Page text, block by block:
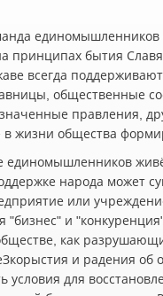
единомышленников
принципах бытия
всегда
общественные
правления,
в жизни общества
единомышленников
народа может
или
"бизнес" и
как
и радения об
условия для